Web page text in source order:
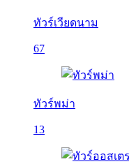
ทัวร์เวียดนาม
67
ทัวร์พม่า
13